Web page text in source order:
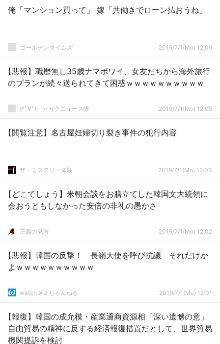
俺「マンション買って」 嫁「共働きでローン払おうね」
ゴールデンタイムズ 2019/7/1(Mo) 12:05
【悲報】職歴無し35歳ナマポワイ、女友だちから海外旅行
のプランが続々送られてきて困惑ｗｗｗｗｗｗｗｗｗｗ
(*ﾟ∀ﾟ)ゞカガクニュース隊 2019/7/1(Mo) 12:05
【閲覧注意】名古屋妊婦切り裂き事件の犯行内容
ザ・ミステリー体験 2019/7/1(Mo) 12:03
【どこでしょう】米朝会談をお膳立てした韓国文大統領に
会おうともしなかった安倍の非礼の愚かさ
正義の見方 2019/7/1(Mo) 12:02
【悲報】韓国の反撃！ 長嶺大使を呼び抗議 それだけか
よｗｗｗｗｗｗｗｗｗｗ
watch＠２ちゃんねる 2019/7/1(Mo) 12:01
【報復】韓国の成允模・産業通商資源相「深い遺憾の意」
自由貿易の精神に反する経済報復措置だとして、世界貿易
機関提訴を検討